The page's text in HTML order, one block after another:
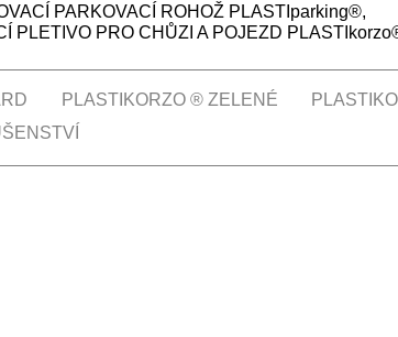
PARKOVACÍ ROHOŽ PLASTIparking®,
PLETIVO PRO CHŮZI A POJEZD
PLASTIKORZO ® ZELENÉ